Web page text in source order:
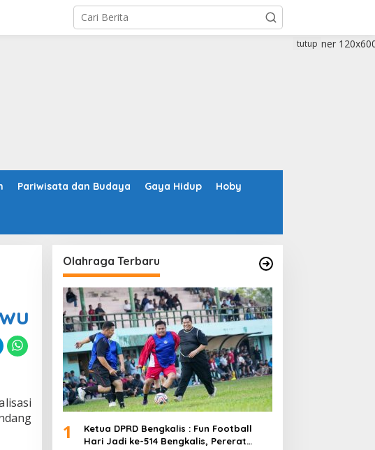
Pariwisata dan Budaya Gaya Hidup Hoby
tutup
Olahraga Terbaru
1
Ketua DPRD Bengkalis : Fun Football
Hari Jadi ke-514 Bengkalis, Pererat